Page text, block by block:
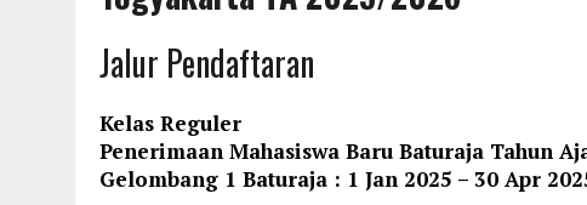
Jalur Pendaftaran
Kelas Reguler
Penerimaan Mahasiswa Baru Baturaja Tahun
Gelombang 1 Baturaja : 1 Jan 2025 – 30 Apr